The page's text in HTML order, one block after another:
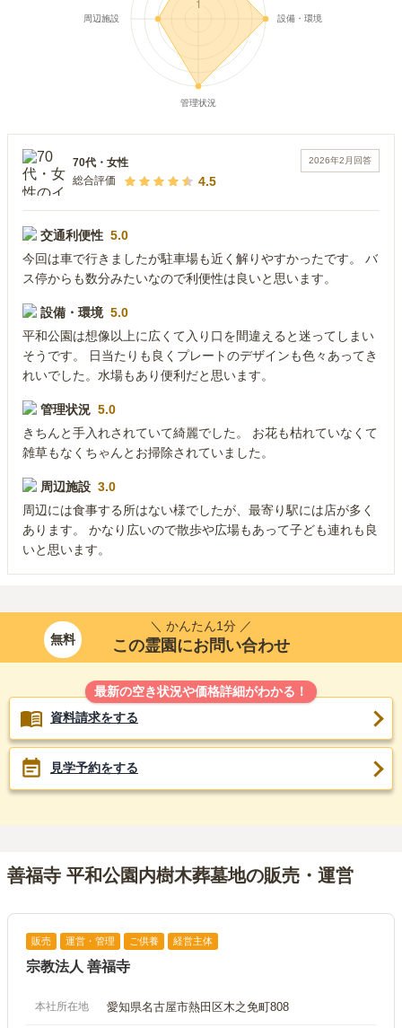
2026年2月 回答
70代 ・ 女性
総合評価
4.5
交通利便性 5.0
今回は車で行きましたが駐車場も近く解りやすかったです。 バ
ス停からも数分みたいなので利便性は良いと思います。
設備・環境 5.0
平和公園は想像以上に広くて入り口を間違えると迷ってしまい
そうです。 日当たりも良くプレートのデザインも色々あってき
れいでした。水場もあり便利だと思います。
管理状況 5.0
きちんと手入れされていて綺麗でした。 お花も枯れていなくて
雑草もなくちゃんとお掃除されていました。
周辺施設 3.0
周辺には食事する所はない様でしたが、最寄り駅には店が多く
あります。 かなり広いので散歩や広場もあって子ども連れも良
いと思います。
無料
＼ かんたん1分 ／
この霊園にお問い合わせ
最新の空き状況や価格詳細がわかる！
資料請求をする
見学予約をする
善福寺 平和公園内樹木葬墓地の販売・運営
販売 運営・管理 ご供養 経営主体
宗教法人 善福寺
本社所在地 愛知県名古屋市熱田区木之免町808